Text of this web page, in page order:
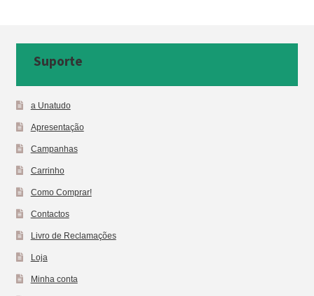
Suporte
a Unatudo
Apresentação
Campanhas
Carrinho
Como Comprar!
Contactos
Livro de Reclamações
Loja
Minha conta